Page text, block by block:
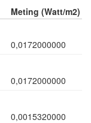
Meting (Watt/m2)
0,0172000000
0,0172000000
0,0015320000